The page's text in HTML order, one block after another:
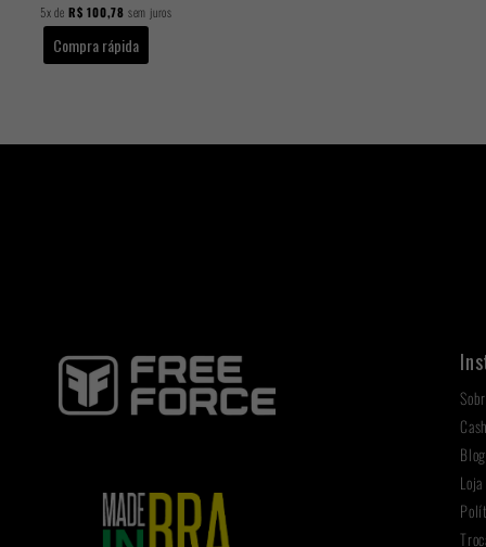
5xde R$ 100,78 sem juros
Compra rápida
Blog